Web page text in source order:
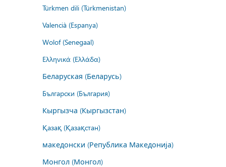
Türkmen dili (Türkmenistan)
Valencià (Espanya)
Wolof (Senegaal)
Ελληνικά (Ελλάδα)
Беларуская (Беларусь)
Български (България)
Кыргызча (Кыргызстан)
Қазақ (Қазақстан)
македонски (Република Македонија)
Монгол (Монгол)